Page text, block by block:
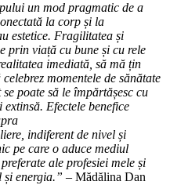
un mod pragmatic de a
la corp și la
estetice. Fragilitatea și
prin viață cu bune și cu rele
imediată, să mă țin
momentele de sănătate
poate să le împărtășesc cu
Efectele benefice
indiferent de nivel și
pe care o aduce mediul
ale profesiei mele și
și energia.” – Mădălina Dan